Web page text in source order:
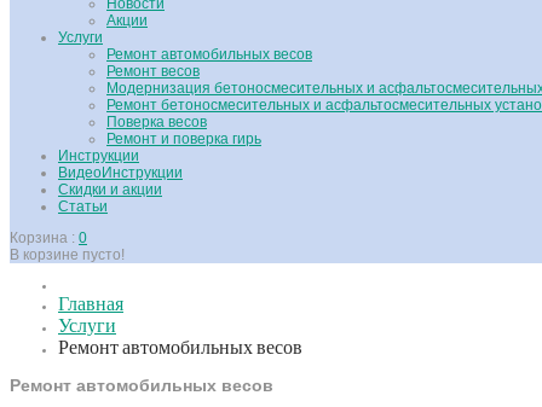
Новости
Акции
Услуги
Ремонт автомобильных весов
Ремонт весов
Модернизация бетоносмесительных и
Ремонт бетоносмесительных и асфальтосмесительных
Поверка весов
Ремонт и поверка гирь
Инструкции
ВидеоИнструкции
Скидки и акции
Статьи
Корзина : 0
В корзине пусто!
Главная
Услуги
Ремонт автомобильных весов
Ремонт автомобильных весов